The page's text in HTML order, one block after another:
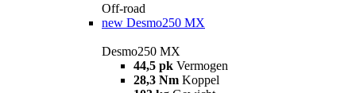
Off-road
new Desmo250 MX
Desmo250 MX
44,5 pk Vermogen
28,3 Nm Koppel